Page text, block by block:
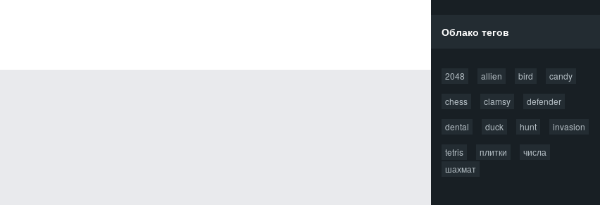
Облако тегов
2048 allien bird candy
chess clamsy defender
dental duck hunt invasion
tetris плитки
числа
шахмат